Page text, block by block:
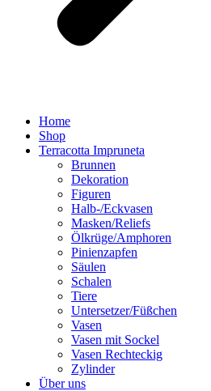
Home
Shop
Terracotta Impruneta
Brunnen
Dekoration
Figuren
Halb-/Eckvasen
Masken/Reliefs
Ölkrüge/Amphoren
Pinienzapfen
Säulen
Schalen
Tiere
Untersetzer/Füßchen
Vasen
Vasen mit Sockel
Vasen Rechteckig
Zylinder
Über uns